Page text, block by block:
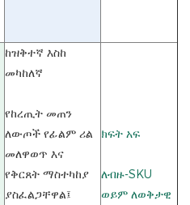
ከዝቅተኛ እስከ
መካከለኛ
የከረጢት መጠን
ለውጦች የፊልም ሪል
መለዋወጥ እና
የቅርጸት ማስተካከያ
ያስፈልጋቸዋል፤
ክፍት አፍ
ለብዙ-SKU
ወይም ለወቅታዊ